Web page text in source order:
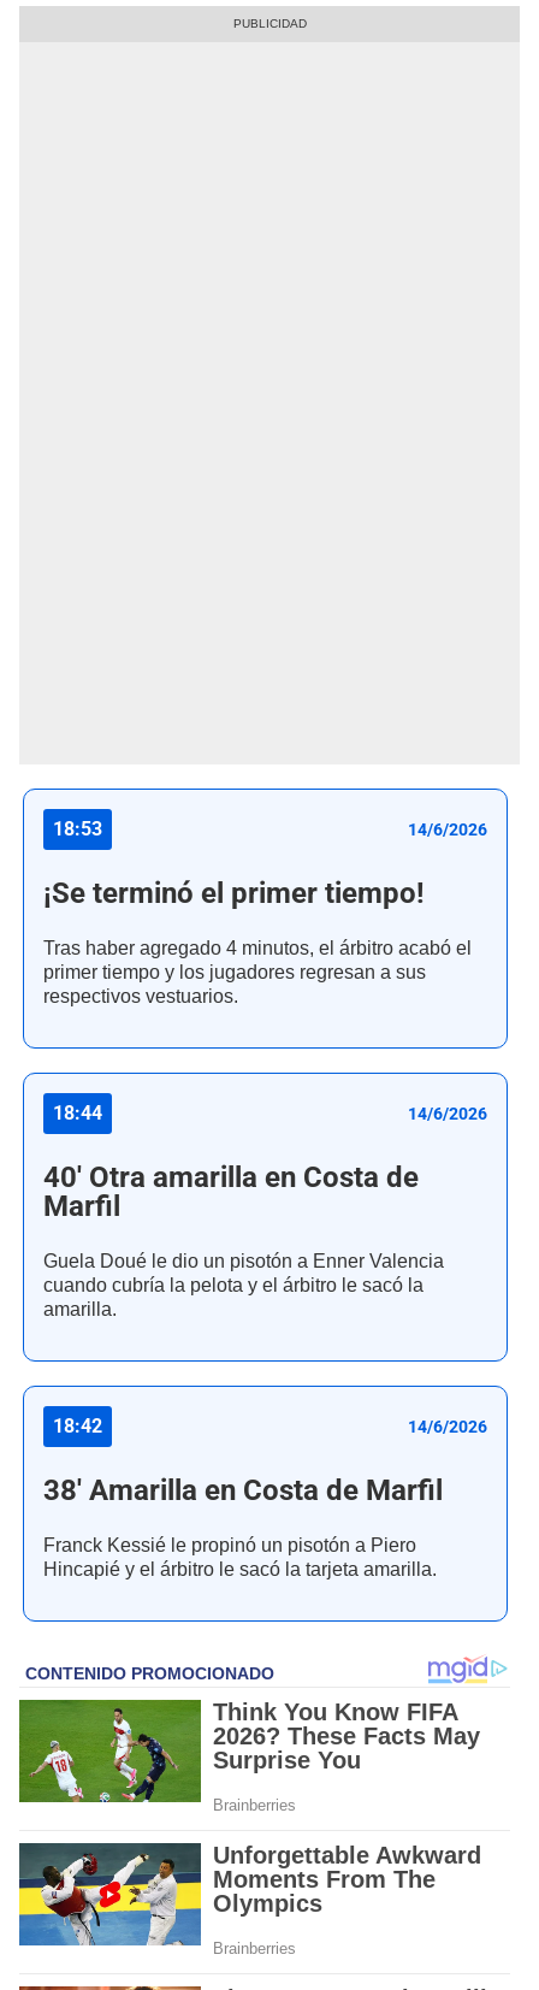
18:53 14/6/2026
¡Se terminó el primer tiempo!
Tras haber agregado 4 minutos, el árbitro acabó el
primer tiempo y los jugadores regresan a sus
respectivos vestuarios.
18:44 14/6/2026
40' Otra amarilla en Costa de
Marfil
Guela Doué le dio un pisotón a Enner Valencia
cuando cubría la pelota y el árbitro le sacó la
amarilla.
18:42 14/6/2026
38' Amarilla en Costa de Marfil
Franck Kessié le propinó un pisotón a Piero
Hincapié y el árbitro le sacó la tarjeta amarilla.